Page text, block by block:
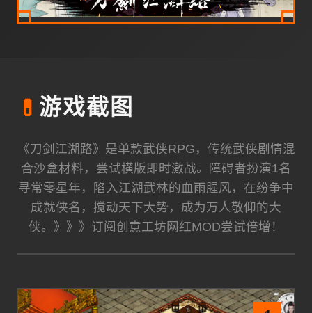
💊 游戏截图
《刀剑江湖路》是单款武侠RPG，传统武侠剧情混
合沙盒材料，尝试横版即时激战。障碍者扮演1名
寻常零星年，陷入江湖武林的血雨腥风，在纷争中
成就侠名，搅动天下大势，成为万人敬仰的大
侠。》》》订阅创意工坊网红MOD尝试倍增！